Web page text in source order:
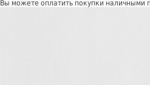
Вы можете оплатить покупки наличными